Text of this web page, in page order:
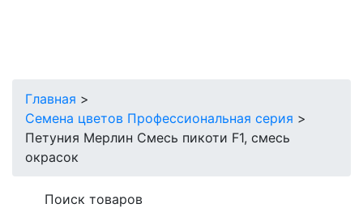
Главная >
Семена цветов Профессиональная серия >
Петуния Мерлин Смесь пикоти F1, смесь
окрасок
Поиск товаров